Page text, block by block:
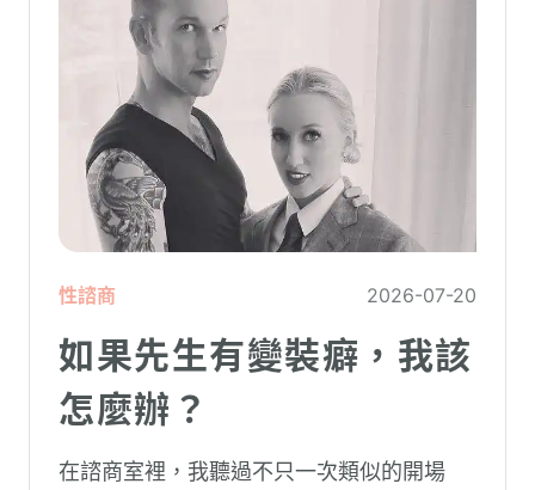
性諮商 2026-07-20
如果先生有變裝癖，我該
怎麼辦？
在諮商室裡，我聽過不只一次類似的開場